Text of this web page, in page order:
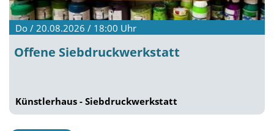
Do / 20.08.2026 / 18:00 Uhr
Offene Siebdruckwerkstatt
Künstlerhaus - Siebdruckwerkstatt